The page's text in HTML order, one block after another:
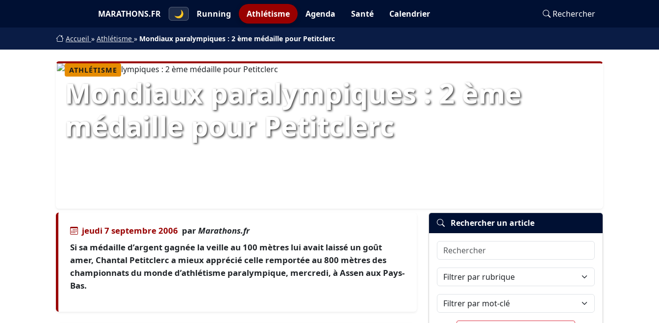
MARATHONS.FR 🌙 Running Athlétisme Agenda Santé Calendrier Rechercher
Accueil » Athlétisme » Mondiaux paralympiques : 2 ème médaille pour Petitclerc
ATHLÉTISME
Mondiaux paralympiques : 2 ème
médaille pour Petitclerc
jeudi 7 septembre 2006 parMarathons.fr
Si sa médaille d’argent gagnée la veille au 100 mètres lui avait laissé un goût
amer, Chantal Petitclerc a mieux apprécié celle remportée au 800 mètres des
championnats du monde d’athlétisme paralympique, mercredi, à Assen aux Pays-
Bas.
Rechercher un article
Rechercher
Filtrer par rubrique
Filtrer par mot-clé